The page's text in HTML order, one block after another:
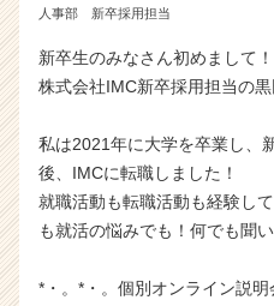
人事部 新卒採用担当
新卒生のみなさん初めまして！
株式会社IMC新卒採用担当の黒
私は2021年に大学を卒業し、
後、IMCに転職しました！
就職活動も転職活動も経験し
も就活の悩みでも！何でも聞
*・。*・。個別オンライン説明